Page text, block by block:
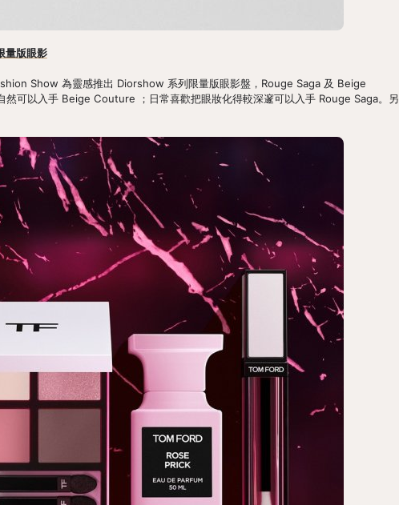
版眼影
Show 為靈感推出 Diorshow 系列限量版眼影盤，Rouge Saga 及 Beige
可以入手 Beige Couture ；日常喜歡把眼妝化得較深邃可以入手 Rouge Saga。另